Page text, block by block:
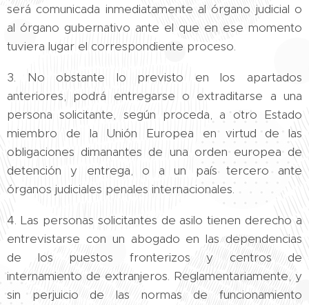
será comunicada inmediatamente al órgano judicial o
al órgano gubernativo ante el que en ese momento
tuviera lugar el correspondiente proceso.
3. No obstante lo previsto en los apartados
anteriores, podrá entregarse o extraditarse a una
persona solicitante, según proceda, a otro Estado
miembro de la Unión Europea en virtud de las
obligaciones dimanantes de una orden europea de
detención y entrega, o a un país tercero ante
órganos judiciales penales internacionales.
4. Las personas solicitantes de asilo tienen derecho a
entrevistarse con un abogado en las dependencias
de los puestos fronterizos y centros de
internamiento de extranjeros. Reglamentariamente, y
sin perjuicio de las normas de funcionamiento